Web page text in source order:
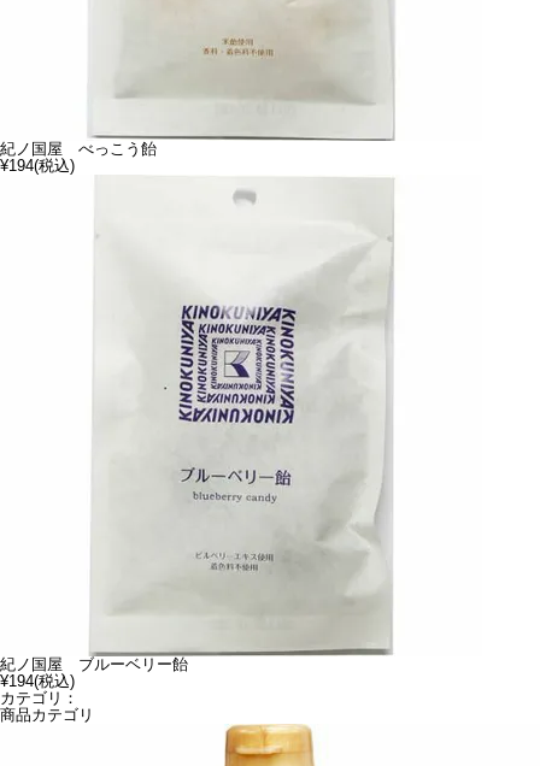
紀ノ国屋 べっこう飴
¥194(税込)
紀ノ国屋 ブルーベリー飴
¥194(税込)
カテゴリ：
商品カテゴリ